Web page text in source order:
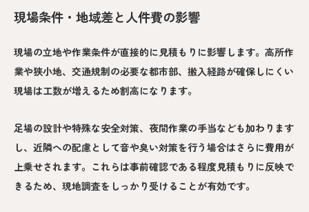
現場条件・地域差と人件費の影響
現場の立地や作業条件が直接的に見積もりに影響します。高所作
業や狭小地、交通規制の必要な都市部、搬入経路が確保しにくい
現場は工数が増えるため割高になります。
足場の設計や特殊な安全対策、夜間作業の手当なども加わります
し、近隣への配慮として音や臭い対策を行う場合はさらに費用が
上乗せされます。これらは事前確認である程度見積もりに反映で
きるため、現地調査をしっかり受けることが有効です。